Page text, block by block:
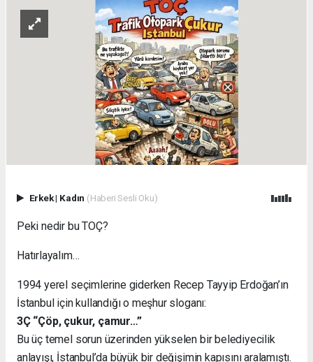
Erkek| Kadın (Haberi Sesli Oku)
Peki nedir bu TOÇ?
Hatırlayalım…
1994 yerel seçimlerine giderken Recep Tayyip Erdoğan’ın
İstanbul için kullandığı o meşhur sloganı:
3Ç “Çöp, çukur, çamur…”
Bu üç temel sorun üzerinden yükselen bir belediyecilik
anlayışı, İstanbul’da büyük bir değişimin kapısını aralamıştı.